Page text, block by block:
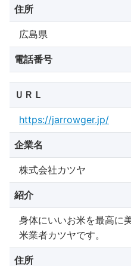
住所
広島県
電話番号
ＵＲＬ
https://jarrowger.jp/
企業名
株式会社カツヤ
紹介
身体にいいお米を最高に
米業者カツヤです。
住所